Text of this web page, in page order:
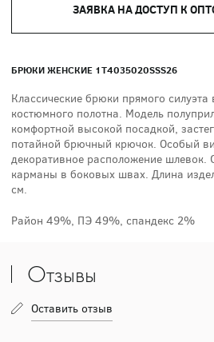
ЗАЯВКА НА ДОСТУП К
БРЮКИ ЖЕНСКИЕ 1T4035020SSS26
Классические брюки прямого
костюмного полотна. Модель
комфортной высокой посадкой,
потайной брючный крючок. Особый
декоративное расположение шлевок.
карманы в боковых швах. Длина
см.
Район 49%, ПЭ 49%, спандекс 2%
Отзывы
Оставить отзыв